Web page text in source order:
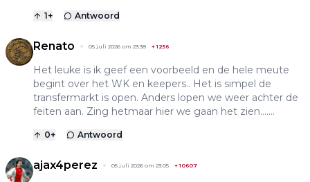
1+ Antwoord
Renato 05 juli 2026 om 23:38 +1256
Het leuke is ik geef een voorbeeld en de hele meute
begint over het WK en keepers.. Het is simpel de
transfermarkt is open. Anders lopen we weer achter de
feiten aan. Zing hetmaar hier we gaan het zien.......
0+ Antwoord
ajax4perez 05 juli 2026 om 23:05 +10607